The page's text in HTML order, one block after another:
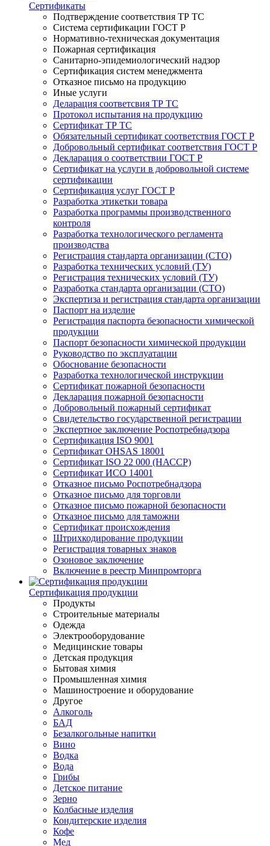
Сертификаты
Подтверждение соответствия ТР ТС
Система сертификации ГОСТ Р
Нормативно-техническая документация
Пожарная сертификация
Санитарно-эпидемиологический надзор
Сертификация систем менеджмента
Отказное письмо на продукцию
Иные услуги
Деларация соответсвия ТР ТС
Протокол испытания на продукцию
Сертификат ТР ТС
Обязательный сертификат соответствия ГОСТ Р
Добровольный сертификат соответствия ГОСТ Р
Декларация о соответствии ГОСТ Р
Сертификат на услуги в добровольной системе
сертификации
Сертификация услуг ГОСТ Р
Разработка этикетки товара
Разработка программы производственного
контроля
Разработка технологического регламента
производства
Регистрация стандарта организации (СТО)
Разработка технических условий (ТУ)
Регистрация технических условий (ТУ)
Разработка стандарта организации (СТО)
Экспертиза и регистрация стандарта организации
Паспорт на изделие
Регистрация паспорта безопасности химической
продукции
Паспорт безопасности химической продукции
Руководство по эксплуатации
Обоснование безопасности
Разработка технологической инструкции
Сертификат пожарной безопасности
Декларация пожарной безопасности
Добровольный пожарный сертификат
Свидетельство государственной регистрации
Экспертное заключение Роспотребнадзора
Сертификация ISO 9001
Сертификат OHSAS 18001
Сертификат ISO 22 000 (НАССР)
Сертификат ИСО 14001
Отказное письмо Роспотребнадзора
Отказное письмо для торговли
Отказное письмо пожарной безопасности
Отказное письмо для таможни
Сертификат происхождения
Штрихкодирование продукции
Регистрация товарных знаков
Озоновое заключение
Включение в реестр Минпромторга
Сертификация продукции
Продукты
Строительные материалы
Одежда
Электрооборудование
Медицинские товары
Детская продукция
Бытовая химия
Промышленная химия
Машиностроение и оборудование
Другое
Алкоголь
БАД
Безалкогольные напитки
Вино
Водка
Вода
Грибы
Детское питание
Зерно
Колбасные изделия
Кондитерские изделия
Кофе
Мед